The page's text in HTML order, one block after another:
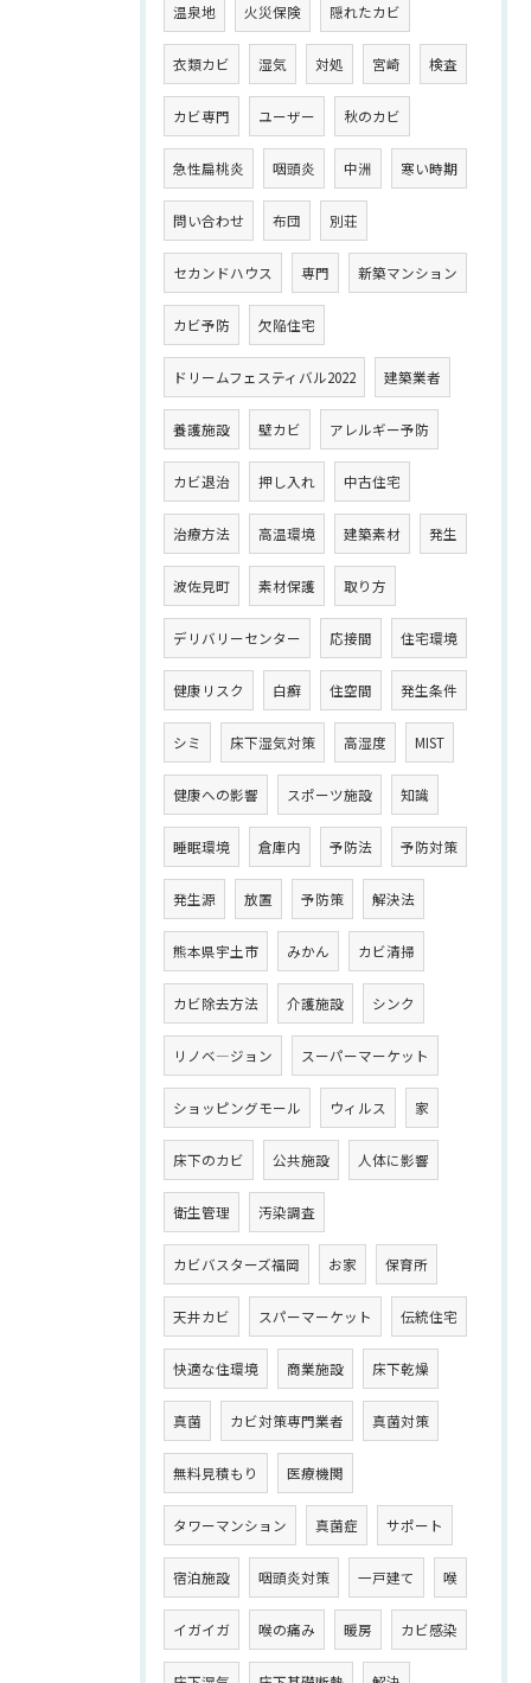
温泉地 火災保険 隠れたカビ
衣類カビ 湿気 対処 宮崎 検査
カビ専門 ユーザー 秋のカビ
急性扁桃炎 咽頭炎 中洲 寒い時期
問い合わせ 布団 別荘
セカンドハウス 専門 新築マンション
カビ予防 欠陥住宅
ドリームフェスティバル2022 建築業者
養護施設 壁カビ アレルギー予防
カビ退治 押し入れ 中古住宅
治療方法 高温環境 建築素材 発生
波佐見町 素材保護 取り方
デリバリーセンター 応接間 住宅環境
健康リスク 白癬 住空間 発生条件
シミ 床下湿気対策 高湿度 MIST
健康への影響 スポーツ施設 知識
睡眠環境 倉庫内 予防法 予防対策
発生源 放置 予防策 解決法
熊本県宇土市 みかん カビ清掃
カビ除去方法 介護施設 シンク
リノベ―ジョン スーパーマーケット
ショッピングモール ウィルス 家
床下のカビ 公共施設 人体に影響
衛生管理 汚染調査
カビバスターズ福岡 お家 保育所
天井カビ スパーマーケット 伝統住宅
快適な住環境 商業施設 床下乾燥
真菌 カビ対策専門業者 真菌対策
無料見積もり 医療機関
タワーマンション 真菌症 サポート
宿泊施設 咽頭炎対策 一戸建て 喉
イガイガ 喉の痛み 暖房 カビ感染